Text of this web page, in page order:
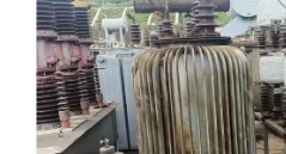
民事行为能力的自然人、法人以
机的能力。委托方和河北中废通
的竞价场所和竞价工具。
三、参加竞买人员凭有效证